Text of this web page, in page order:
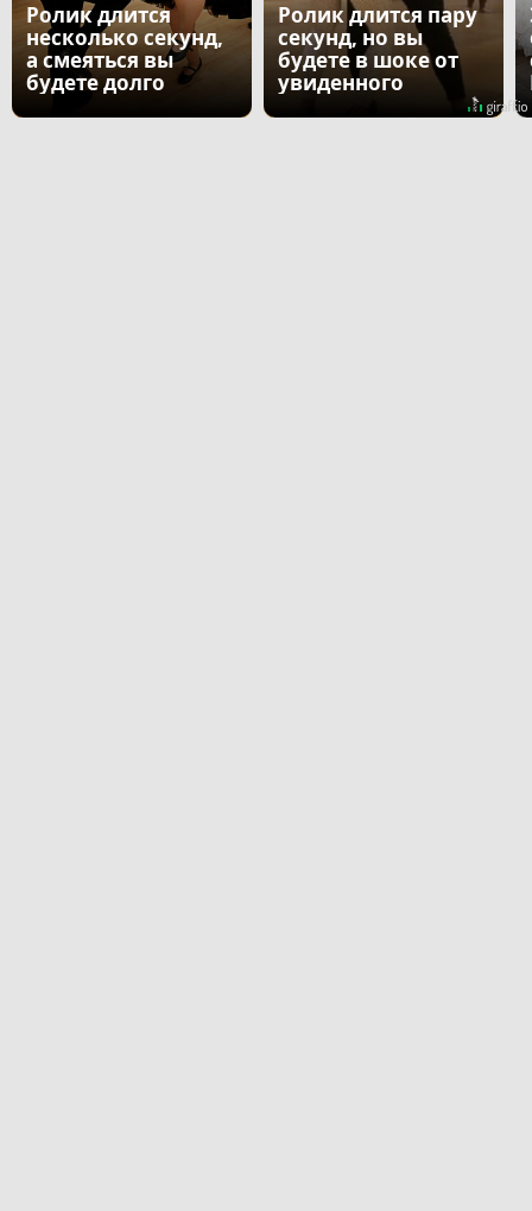
Ролик длится
несколько секунд,
а смеяться вы
будете долго
Ролик длится пару
секунд, но вы
будете в шоке от
увиденного